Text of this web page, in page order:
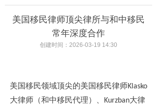
美国移民律师顶尖律所与和中移民
常年深度合作
美国移民领域顶尖的美国移民律师Klasko
大律师（和中移民代理）、 Kurzban大律
创建时间： 2026-03-19 14:30